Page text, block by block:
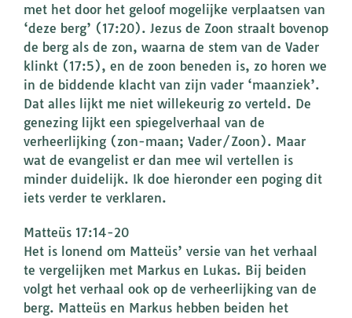
met het door het geloof mogelijke verplaatsen van
‘deze berg’ (17:20). Jezus de Zoon straalt bovenop
de berg als de zon, waarna de stem van de Vader
klinkt (17:5), en de zoon beneden is, zo horen we
in de biddende klacht van zijn vader ‘maanziek’.
Dat alles lijkt me niet willekeurig zo verteld. De
genezing lijkt een spiegelverhaal van de
verheerlijking (zon-maan; Vader/Zoon). Maar
wat de evangelist er dan mee wil vertellen is
minder duidelijk. Ik doe hieronder een poging dit
iets verder te verklaren.
Matteüs 17:14-20
Het is lonend om Matteüs’ versie van het verhaal
te vergelijken met Markus en Lukas. Bij beiden
volgt het verhaal ook op de verheerlijking van de
berg. Matteüs en Markus hebben beiden het